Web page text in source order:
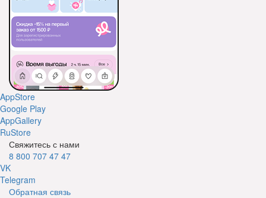
AppStore
Google Play
AppGallery
RuStore
Свяжитесь с нами
8 800 707 47 47
VK
Telegram
Обратная связь